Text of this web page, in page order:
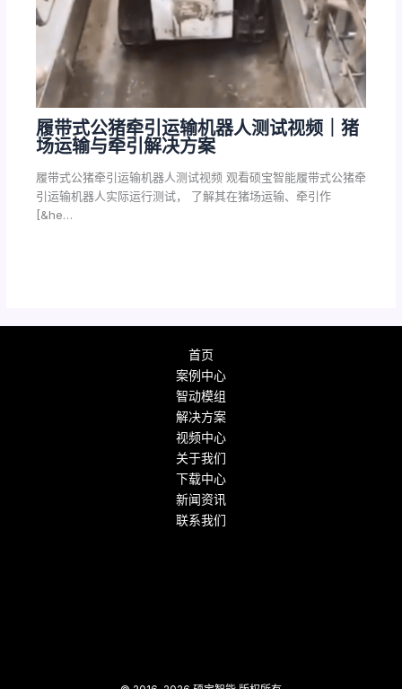
履带式公猪牵引运输机器人测试视频｜猪
场运输与牵引解决方案
履带式公猪牵引运输机器人测试视频 观看硕宝智能履带式公猪牵
引运输机器人实际运行测试， 了解其在猪场运输、牵引作
[&he…
首页
案例中心
智动模组
解决方案
视频中心
关于我们
下载中心
新闻资讯
联系我们